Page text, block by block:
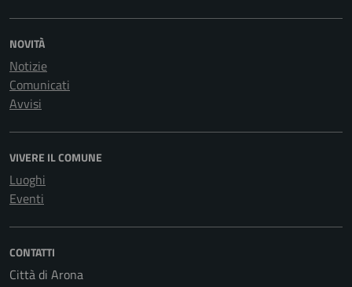
NOVITÀ
Notizie
Comunicati
Avvisi
VIVERE IL COMUNE
Luoghi
Eventi
CONTATTI
Città di Arona